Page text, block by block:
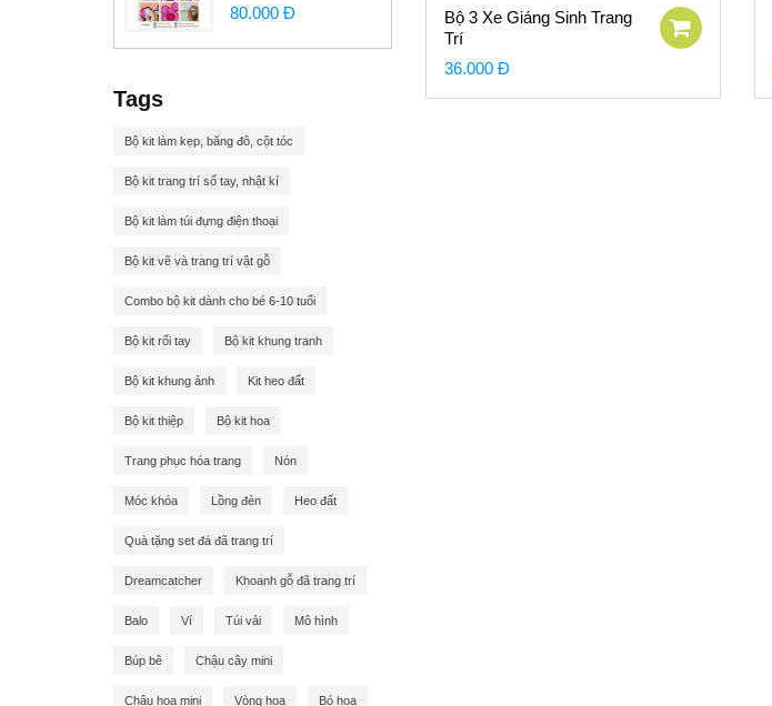
80.000 Đ
Tags
Bộ kit làm kẹp, băng đô, cột tóc
Bộ kit trang trí sổ tay, nhật kí
Bộ kit làm túi đựng điện thoại
Bộ kit vẽ và trang trí vật gỗ
Combo bộ kit dành cho bé 6-10 tuổi
Bộ kit rối tay Bộ kit khung tranh
Bộ kit khung ảnh Kit heo đất
Bộ kit thiệp Bộ kit hoa
Trang phục hóa trang Nón
Móc khóa Lồng đèn Heo đất
Quà tặng set đá đã trang trí
Dreamcatcher Khoanh gỗ đã trang trí
Balo Ví Túi vải Mô hình
Búp bê Chậu cây mini
Chậu hoa mini Vòng hoa Bó hoa
Bộ 3 Xe Giáng Sinh Trang
Trí
36.000 Đ